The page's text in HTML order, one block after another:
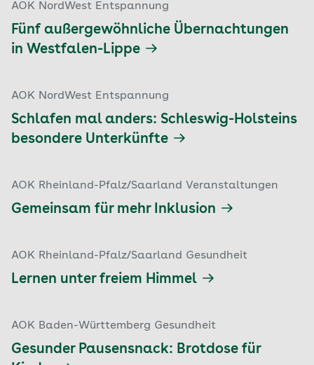
AOK NordWest Entspannung
Fünf außergewöhnliche Übernachtungen
in Westfalen-Lippe
AOK NordWest Entspannung
Schlafen mal anders: Schleswig-Holsteins
besondere Unterkünfte
AOK Rheinland-Pfalz/Saarland Veranstaltungen
Gemeinsam für mehr Inklusion
AOK Rheinland-Pfalz/Saarland Gesundheit
Lernen unter freiem Himmel
AOK Baden-Württemberg Gesundheit
Gesunder Pausensnack: Brotdose für